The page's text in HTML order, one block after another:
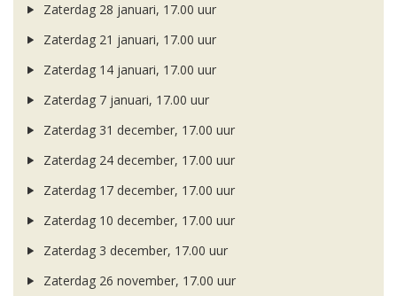
Zaterdag 28 januari, 17.00 uur
Zaterdag 21 januari, 17.00 uur
Zaterdag 14 januari, 17.00 uur
Zaterdag 7 januari, 17.00 uur
Zaterdag 31 december, 17.00 uur
Zaterdag 24 december, 17.00 uur
Zaterdag 17 december, 17.00 uur
Zaterdag 10 december, 17.00 uur
Zaterdag 3 december, 17.00 uur
Zaterdag 26 november, 17.00 uur